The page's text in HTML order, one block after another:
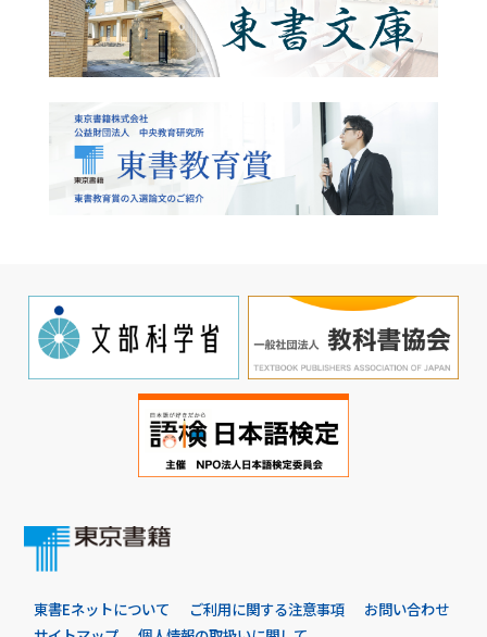
東書Eネットについて ご利用に関する注意事項
お問い合わせ